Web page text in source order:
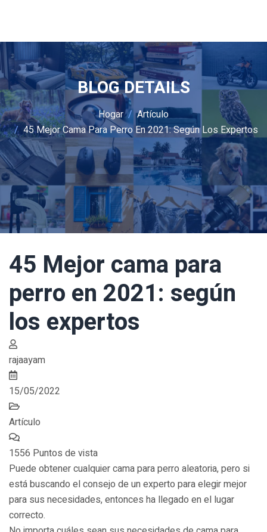
BLOG DETAILS
Hogar
Artículo
45 Mejor Cama Para Perro En 2021: Según Los Expertos
45 Mejor cama para
perro en 2021: según
los expertos
rajaayam
15/05/2022
Artículo
1556 Puntos de vista
Puede obtener cualquier cama para perro aleatoria, pero si
está buscando el consejo de un experto para elegir mejor
para sus necesidades, entonces ha llegado en el lugar
correcto.